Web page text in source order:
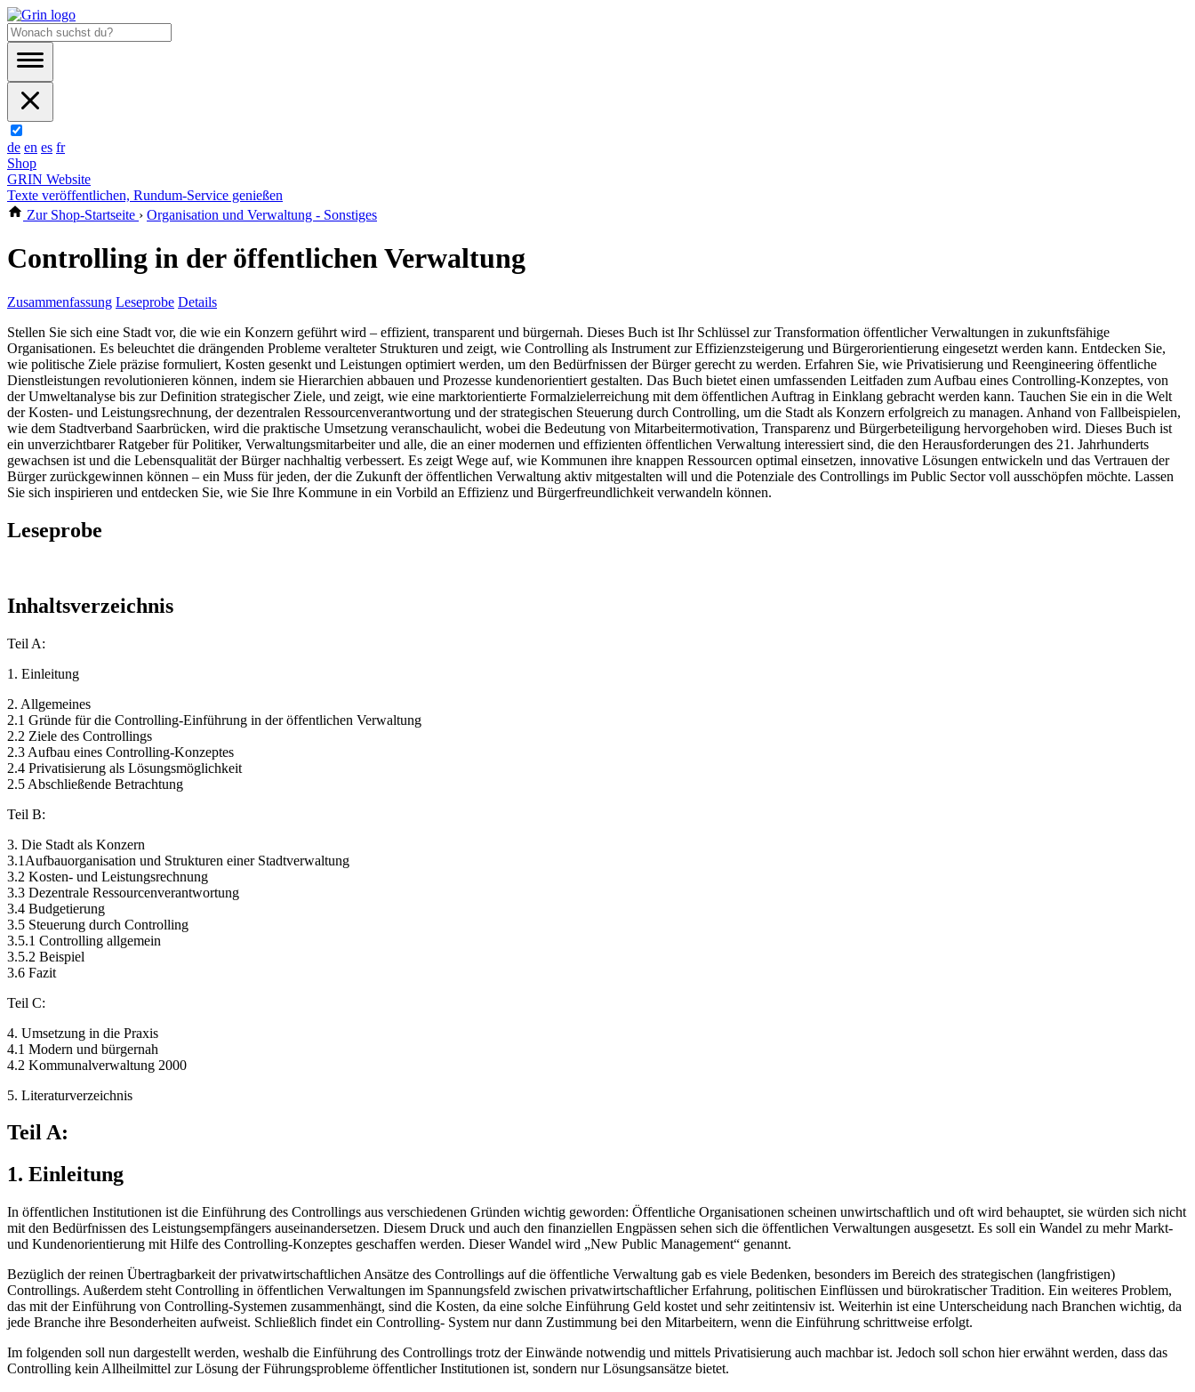
de en es fr
Shop
GRIN Website
Texte veröffentlichen, Rundum-Service genießen
Zur Shop-Startseite › Organisation und Verwaltung - Sonstiges
Controlling in der öffentlichen Verwaltung
Zusammenfassung Leseprobe Details
Stellen Sie sich eine Stadt vor, die wie ein Konzern geführt wird – effizient, transparent und bürgernah. Dieses Buch ist Ihr Schlüssel zur Transformation öffentlicher Verwaltungen in zukunftsfähige
Organisationen. Es beleuchtet die drängenden Probleme veralteter Strukturen und zeigt, wie Controlling als Instrument zur Effizienzsteigerung und Bürgerorientierung eingesetzt werden kann. Entdecken Sie,
wie politische Ziele präzise formuliert, Kosten gesenkt und Leistungen optimiert werden, um den Bedürfnissen der Bürger gerecht zu werden. Erfahren Sie, wie Privatisierung und Reengineering öffentliche
Dienstleistungen revolutionieren können, indem sie Hierarchien abbauen und Prozesse kundenorientiert gestalten. Das Buch bietet einen umfassenden Leitfaden zum Aufbau eines Controlling-Konzeptes, von
der Umweltanalyse bis zur Definition strategischer Ziele, und zeigt, wie eine marktorientierte Formalzielerreichung mit dem öffentlichen Auftrag in Einklang gebracht werden kann. Tauchen Sie ein in die Welt
der Kosten- und Leistungsrechnung, der dezentralen Ressourcenverantwortung und der strategischen Steuerung durch Controlling, um die Stadt als Konzern erfolgreich zu managen. Anhand von Fallbeispielen,
wie dem Stadtverband Saarbrücken, wird die praktische Umsetzung veranschaulicht, wobei die Bedeutung von Mitarbeitermotivation, Transparenz und Bürgerbeteiligung hervorgehoben wird. Dieses Buch ist
ein unverzichtbarer Ratgeber für Politiker, Verwaltungsmitarbeiter und alle, die an einer modernen und effizienten öffentlichen Verwaltung interessiert sind, die den Herausforderungen des 21. Jahrhunderts
gewachsen ist und die Lebensqualität der Bürger nachhaltig verbessert. Es zeigt Wege auf, wie Kommunen ihre knappen Ressourcen optimal einsetzen, innovative Lösungen entwickeln und das Vertrauen der
Bürger zurückgewinnen können – ein Muss für jeden, der die Zukunft der öffentlichen Verwaltung aktiv mitgestalten will und die Potenziale des Controllings im Public Sector voll ausschöpfen möchte. Lassen
Sie sich inspirieren und entdecken Sie, wie Sie Ihre Kommune in ein Vorbild an Effizienz und Bürgerfreundlichkeit verwandeln können.
Leseprobe
Inhaltsverzeichnis
Teil A:
1. Einleitung
2. Allgemeines
2.1 Gründe für die Controlling-Einführung in der öffentlichen Verwaltung
2.2 Ziele des Controllings
2.3 Aufbau eines Controlling-Konzeptes
2.4 Privatisierung als Lösungsmöglichkeit
2.5 Abschließende Betrachtung
Teil B:
3. Die Stadt als Konzern
3.1Aufbauorganisation und Strukturen einer Stadtverwaltung
3.2 Kosten- und Leistungsrechnung
3.3 Dezentrale Ressourcenverantwortung
3.4 Budgetierung
3.5 Steuerung durch Controlling
3.5.1 Controlling allgemein
3.5.2 Beispiel
3.6 Fazit
Teil C:
4. Umsetzung in die Praxis
4.1 Modern und bürgernah
4.2 Kommunalverwaltung 2000
5. Literaturverzeichnis
Teil A:
1. Einleitung
In öffentlichen Institutionen ist die Einführung des Controllings aus verschiedenen Gründen wichtig geworden: Öffentliche Organisationen scheinen unwirtschaftlich und oft wird behauptet, sie würden sich nicht
mit den Bedürfnissen des Leistungsempfängers auseinandersetzen. Diesem Druck und auch den finanziellen Engpässen sehen sich die öffentlichen Verwaltungen ausgesetzt. Es soll ein Wandel zu mehr Markt-
und Kundenorientierung mit Hilfe des Controlling-Konzeptes geschaffen werden. Dieser Wandel wird „New Public Management“ genannt.
Bezüglich der reinen Übertragbarkeit der privatwirtschaftlichen Ansätze des Controllings auf die öffentliche Verwaltung gab es viele Bedenken, besonders im Bereich des strategischen (langfristigen)
Controllings. Außerdem steht Controlling in öffentlichen Verwaltungen im Spannungsfeld zwischen privatwirtschaftlicher Erfahrung, politischen Einflüssen und bürokratischer Tradition. Ein weiteres Problem,
das mit der Einführung von Controlling-Systemen zusammenhängt, sind die Kosten, da eine solche Einführung Geld kostet und sehr zeitintensiv ist. Weiterhin ist eine Unterscheidung nach Branchen wichtig, da
jede Branche ihre Besonderheiten aufweist. Schließlich findet ein Controlling- System nur dann Zustimmung bei den Mitarbeitern, wenn die Einführung schrittweise erfolgt.
Im folgenden soll nun dargestellt werden, weshalb die Einführung des Controllings trotz der Einwände notwendig und mittels Privatisierung auch machbar ist. Jedoch soll schon hier erwähnt werden, dass das
Controlling kein Allheilmittel zur Lösung der Führungsprobleme öffentlicher Institutionen ist, sondern nur Lösungsansätze bietet.